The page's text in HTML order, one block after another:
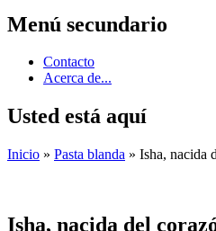
Menú secundario
Contacto
Acerca de...
Usted está aquí
Inicio » Pasta blanda » Isha, nacida
Isha, nacida del